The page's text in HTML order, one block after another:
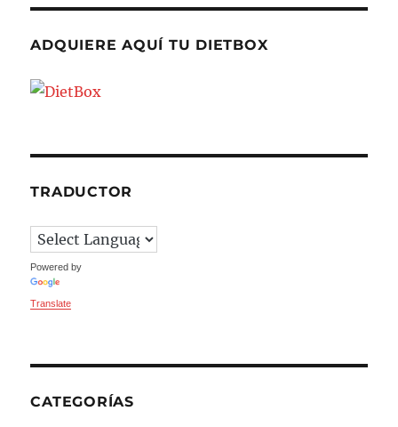
ADQUIERE AQUÍ TU DIETBOX
TRADUCTOR
Powered by
Translate
CATEGORÍAS